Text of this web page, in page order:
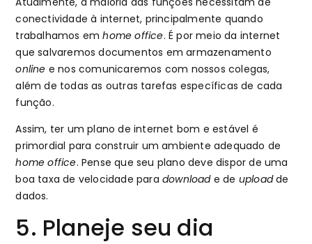
conectividade à internet, principalmente quando
trabalhamos em home office. É por meio da internet
que salvaremos documentos em armazenamento
online e nos comunicaremos com nossos colegas,
além de todas as outras tarefas específicas de cada
função.
Assim, ter um plano de internet bom e estável é
primordial para construir um ambiente adequado de
home office. Pense que seu plano deve dispor de uma
boa taxa de velocidade paradownloade de uploadde
dados.
5. Planeje seu dia